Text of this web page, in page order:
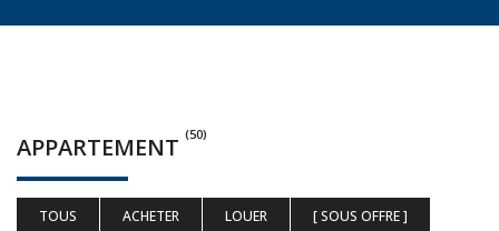
APPARTEMENT (50)
TOUS ACHETER LOUER
[ SOUS OFFRE ]